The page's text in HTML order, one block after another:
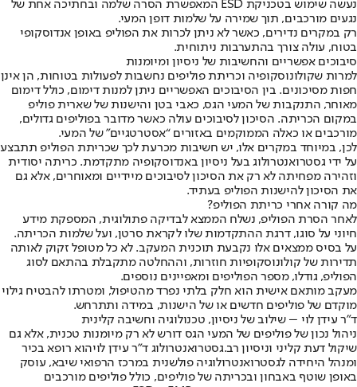
נעשה שימוש בטכניקת ESD המאפשרת הסרה שלמה ובחתיכה אחת של
נגעים מורכבים, תוך שמירה על שלמות דופן המעי.
רק במקרים נדירים, כאשר לא ניתן לכרות את הפוליפ באופן אנדוסקופי
בטוח, עולה צורך בהתערבות ניתוחית.
סיבוכים אפשריים והחשיבות של ניסיון ומיומנות
למרות שקולונוסקופיה וכריתת פוליפים נחשבות לפעולות בטוחות, הן אינן
חפות מסיכונים. בין הסיבוכים האפשריים ניתן למנות דימום, כולל דימום
מאוחר, התנקבות של המעי הגס, כאבי בטן והישנות של שארית פוליפ
במקום הכריתה. הסיכון לסיבוכים עולה כאשר מדובר בפוליפים גדולים,
מורכבים או כאלה הממוקמים באזורים “אסטרטגיים” של המעי.
לכן, במיוחד במקרים אלו, יש חשיבות מכרעת לכך שכריתת הפוליפ תתבצע
על ידי גסטרואנטרולוג בעל ניסיון באנדוסקופיה מתקדמת. כריתה יסודית
וזהירה מפחיתה לא רק את הסיכון לסיבוכים מיידיים ומאוחרים, אלא גם
את הסיכון להישנות הפוליפ בעתיד.
מה קורה אחרי כריתת הפוליפ?
לאחר הסרת הפוליפ, נשלח הממצא לבדיקה פתולוגית, המספקת מידע
חיוני על סוגו, דרגת ההתקדמות שלו לקראת סרטן, ועל שלמות הכריתה.
על בסיס ממצאים אלו נקבעת תוכנית המעקב. לא כל מטופל זקוק לאותה
תדירות של קולונוסקופיות חוזרות, וההחלטה מתקבלת בהתאם לסוג
הפוליפ, גודלו, מספר הפוליפים ומאפיינים נוספים.
מעקב מותאם אישית הוא חלק בלתי נפרד מהטיפול, ומטרתו להבטיח גילוי
מוקדם של פוליפים חדשים או של הישנות, במידה ותתרחש.
ד״ר עידן לוי – שילוב של ניסיון, טכנולוגיה וחשיבה קלינית
ניהול נכון של פוליפים של המעי הגס דורש לא רק מיומנות טכנית, אלא גם
שיקול דעת קליני וניסיון רב.גסטרואנטרולוג ד״ר עידן לויהוא רופא בכיר
ומנהל היחידה לגסטרואנטרולוגיה פולשנית במרכז הרפואי שיבא, עוסק
באופן שוטף באבחון ובכריתה של פוליפים, כולל פוליפים מורכבים